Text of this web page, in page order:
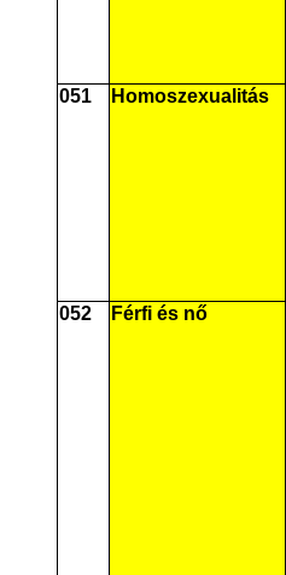
051 Homoszexualitás
052 Férfi és nő